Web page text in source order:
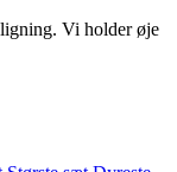
Vi holder øje